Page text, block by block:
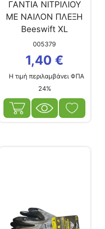
ΓΑΝΤΙΑ ΝΙΤΡΙΛΙΟΥ
ΜΕ ΝΑΙΛΟΝ ΠΛΕΞΗ
Beeswift XL
005379
1,40 €
Η τιμή περιλαμβάνει ΦΠΑ
24%